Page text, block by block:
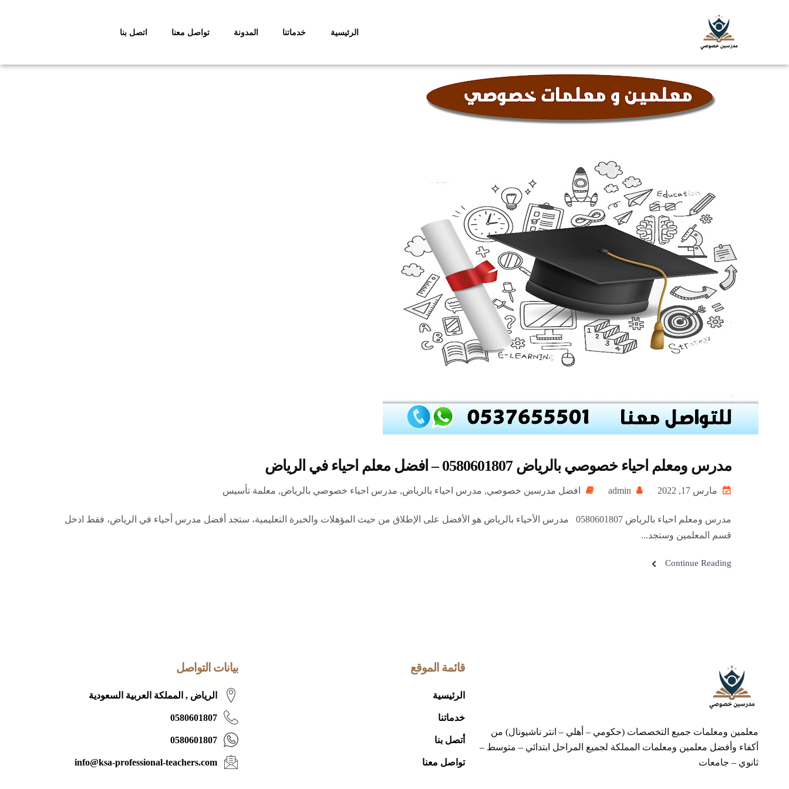
الرئيسية خدماتنا المدونة تواصل معنا اتصل بنا
مدرس ومعلم احياء خصوصي بالرياض 0580601807 – افضل معلم احياء في الرياض
مارس 17, 2022 افضل مدرسين خصوصي, مدرس احياء بالرياض, مدرس احياء خصوصي بالرياض, معلمة تأسيس
مدرس ومعلم احياء بالرياض 0580601807 مدرس الأحياء بالرياض هو الأفضل على الإطلاق من حيث المؤهلات والخبرة التعليمية، ستجد أفضل مدرس أحياء في الرياض، فقط ادخل
قسم المعلمين وستجد...
Continue Reading
معلمين ومعلمات جميع التخصصات (حكومي – أهلي – انتر ناشيونال) من
أكفاء وأفضل معلمين ومعلمات المملكة لجميع المراحل ابتدائي – متوسط –
ثانوي – جامعات
قائمة الموقع
الرئيسية
خدماتنا
أتصل بنا
تواصل معنا
بيانات التواصل
الرياض , المملكة العربية السعودية
0580601807
0580601807
info@ksa-professional-teachers.com